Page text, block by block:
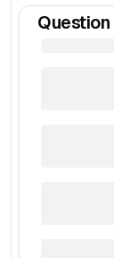
Question